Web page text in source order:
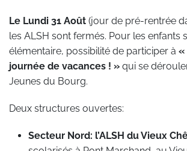
Le Lundi 31 Août (jour de pré-rentrée
les ALSH sont fermés. Pour les enfants
élémentaire, possibilité de participer à «
journée de vacances ! » qui se
Jeunes du Bourg.
Deux structures ouvertes:
Secteur Nord: l’ALSH du Vieux